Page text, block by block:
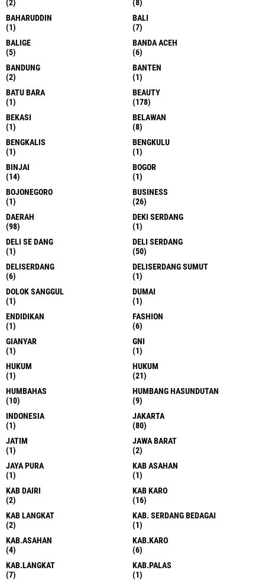
(2)
(8)
BAHARUDDIN
(1)
BALI
(7)
BALIGE
(5)
BANDA ACEH
(6)
BANDUNG
(2)
BANTEN
(1)
BATU BARA
(1)
BEAUTY
(178)
BEKASI
(1)
BELAWAN
(8)
BENGKALIS
(1)
BENGKULU
(1)
BINJAI
(14)
BOGOR
(1)
BOJONEGORO
(1)
BUSINESS
(26)
DAERAH
(98)
DEKI SERDANG
(1)
DELI SE DANG
(1)
DELI SERDANG
(50)
DELISERDANG
(6)
DELISERDANG SUMUT
(1)
DOLOK SANGGUL
(1)
DUMAI
(1)
ENDIDIKAN
(1)
FASHION
(6)
GIANYAR
(1)
GNI
(1)
HUKUM
(1)
HUKUM
(21)
HUMBAHAS
(10)
HUMBANG HASUNDUTAN
(9)
INDONESIA
(1)
JAKARTA
(80)
JATIM
(1)
JAWA BARAT
(2)
JAYA PURA
(1)
KAB ASAHAN
(1)
KAB DAIRI
(2)
KAB KARO
(16)
KAB LANGKAT
(2)
KAB. SERDANG BEDAGAI
(1)
KAB.ASAHAN
(4)
KAB.KARO
(6)
KAB.LANGKAT
(7)
KAB.PALAS
(1)